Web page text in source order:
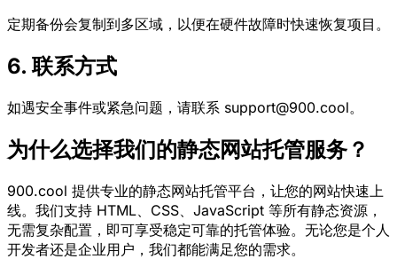
定期备份会复制到多区域，以便在硬件故障时快速恢复项目。
6. 联系方式
如遇安全事件或紧急问题，请联系 support@900.cool。
为什么选择我们的静态网站托管服务？
900.cool 提供专业的静态网站托管平台，让您的网站快速上
线。我们支持 HTML、CSS、JavaScript 等所有静态资源，
无需复杂配置，即可享受稳定可靠的托管体验。无论您是个人
开发者还是企业用户，我们都能满足您的需求。